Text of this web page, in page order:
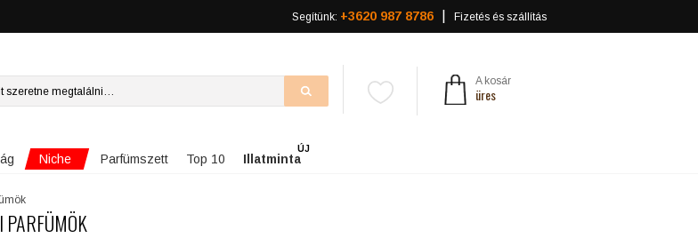
Segítünk: +3620 987 8786 Fizetés és szállítás
A kosár
üres
Niche Parfümszett Top 10 Illatminta
ÚJ
PARFÜMÖK